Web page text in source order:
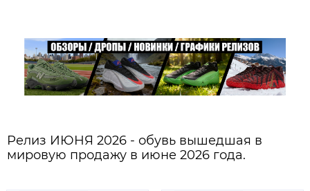
Релиз ИЮНЯ 2026 - обувь вышедшая в
мировую продажу в июне 2026 года.